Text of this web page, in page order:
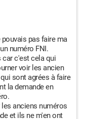
pas faire ma
numéro FNI.
car c'est cela qui
voir les ancien
sont agrées à faire
la demande en
anciens numéros
et ils ne m'en ont